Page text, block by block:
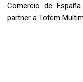
Comercio de
partner a Totem